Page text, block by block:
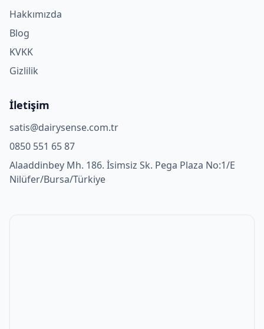
Hakkımızda
Blog
KVKK
Gizlilik
İletişim
satis@dairysense.com.tr
0850 551 65 87
Alaaddinbey Mh. 186. İsimsiz Sk. Pega Plaza No:1/E
Nilüfer/Bursa/Türkiye